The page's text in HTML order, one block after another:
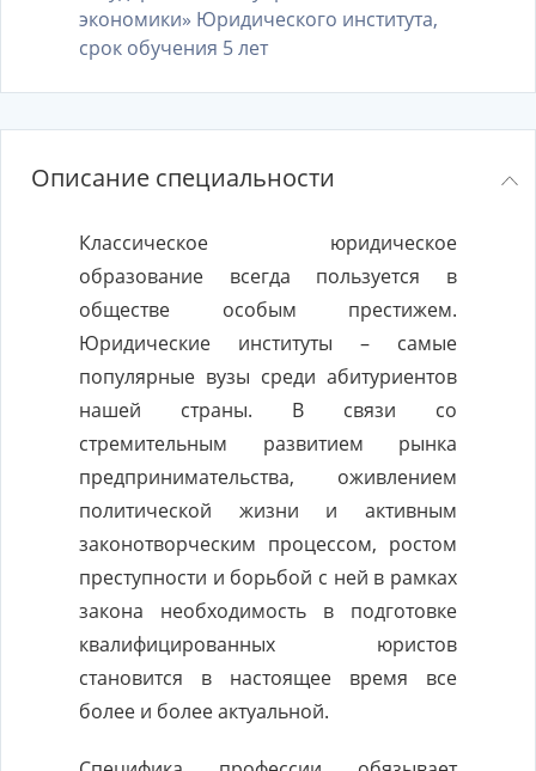
экономики» Юридического института,
срок обучения 5 лет
Описание специальности
Классическое юридическое
образование всегда пользуется в
обществе особым престижем.
Юридические институты – самые
популярные вузы среди абитуриентов
нашей страны. В связи со
стремительным развитием рынка
предпринимательства, оживлением
политической жизни и активным
законотворческим процессом, ростом
преступности и борьбой с ней в рамках
закона необходимость в подготовке
квалифицированных юристов
становится в настоящее время все
более и более актуальной.